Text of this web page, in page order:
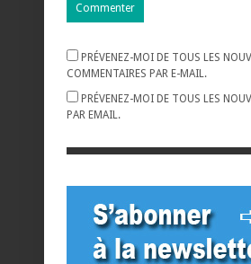
PRÉVENEZ-MOI DE TOUS LES
COMMENTAIRES PAR E-MAIL.
PRÉVENEZ-MOI DE TOUS LES
PAR EMAIL.